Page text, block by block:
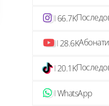
66.7K
28.6KАбонати
20.1K
WhatsApp